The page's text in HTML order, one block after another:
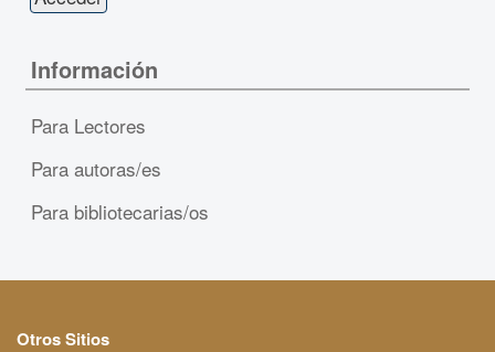
Información
Para Lectores
Para autoras/es
Para bibliotecarias/os
Otros Sitios